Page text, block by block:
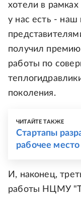
хотели в
у нас есть - наш
получил премию
работы по
поколения.
ЧИТАЙТЕ ТАКЖЕ
Стартапы
рабочее
И, наконец,
работы НЦМУ